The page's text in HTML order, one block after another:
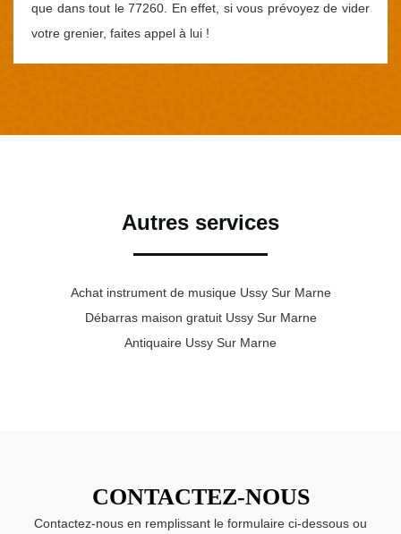
que dans tout le 77260. En effet, si vous prévoyez de vider
votre grenier, faites appel à lui !
Autres services
Achat instrument de musique Ussy Sur Marne
Débarras maison gratuit Ussy Sur Marne
Antiquaire Ussy Sur Marne
CONTACTEZ-NOUS
Contactez-nous en remplissant le formulaire ci-dessous ou